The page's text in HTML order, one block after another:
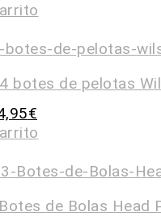
botes de pelotas
€
de Bolas Head